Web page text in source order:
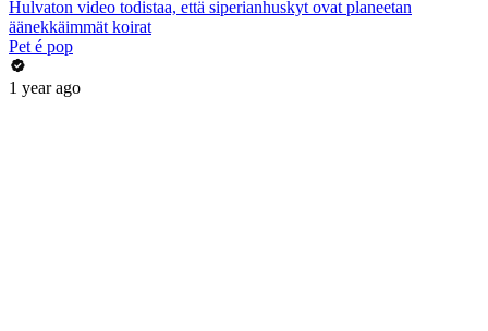
Hulvaton video todistaa, että siperianhuskyt ovat planeetan
äänekkäimmät koirat
Pet é pop
1 year ago